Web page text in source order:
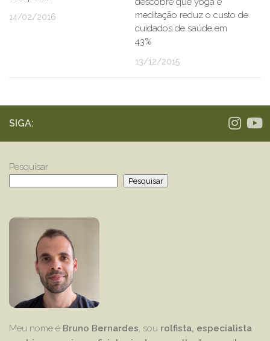
14/02/2016
meditação reduz o custo de
cuidados de saúde em
43%
13/12/2015
SIGA:
Pesquisar
Pesquisar
Meu nome é Bruno Bernardes, sou rolfista, especialista